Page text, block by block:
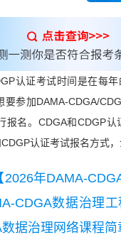
认证考试时间是在每
要参加DAMA-CDGA/
报名。CDGA和CDGP
认证考试报名方式，
2026年DAMA-
CDGA数据治理
数据治理网络课程简